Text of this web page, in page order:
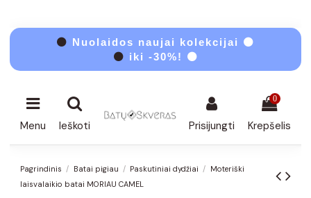
⚫ Nuolaidos naujai kolekcijai ⚫
⚫ iki -30%! ⚫
Menu Ieškoti Prisijungti
0
Krepšelis
Pagrindinis Batai pigiau Paskutiniai dydžiai
Moteriški
laisvalaikio batai MORIAU CAMEL